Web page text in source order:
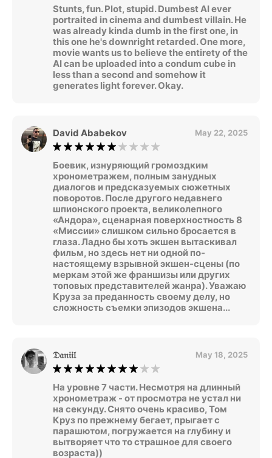
Stunts, fun. Plot, stupid. Dumbest AI ever
portraited in cinema and dumbest villain. He
was already kinda dumb in the first one, in
this one he's downright retarded. One more,
movie wants us to believe the entirety of the
AI can be uploaded into a condum cube in
less than a second and somehow it
generates light forever. Okay.
David Ababekov May 22, 2025
Боевик, изнуряющий громоздким
хронометражем, полным занудных
диалогов и предсказуемых сюжетных
поворотов. После другого недавнего
шпионского проекта, великолепного
«Андора», сценарная поверхностность 8
«Миссии» слишком сильно бросается в
глаза. Ладно бы хоть экшен вытаскивал
фильм, но здесь нет ни одной по-
настоящему взрывной экшен-сцены (по
меркам этой же франшизы или других
топовых представителей жанра). Уважаю
Круза за преданность своему делу, но
сложность съемки эпизодов экшена...
𝔇𝔞𝔫𝔦𝔦𝔩 May 18, 2025
На уровне 7 части. Несмотря на длинный
хронометраж - от просмотра не устал ни
на секунду. Снято очень красиво, Том
Круз по прежнему бегает, прыгает с
парашютом, погружается на глубину и
вытворяет что то страшное для своего
возраста))